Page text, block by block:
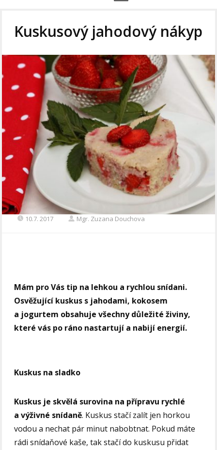
Kuskusový jahodový nákyp
10.7. 2017 Mgr. Zuzana Douchova
Mám pro Vás tip na lehkou a rychlou snídani.
Osvěžující kuskus s jahodami, kokosem
a jogurtem obsahuje všechny důležité živiny,
které vás po ráno nastartují a nabijí energií.
Kuskus na sladko
Kuskus je skvělá surovina na přípravu rychlé
a výživné snídaně. Kuskus stačí zalít jen horkou
vodou a nechat pár minut nabobtnat. Pokud máte
rádi snídaňové kaše, tak stačí do kuskusu přidat